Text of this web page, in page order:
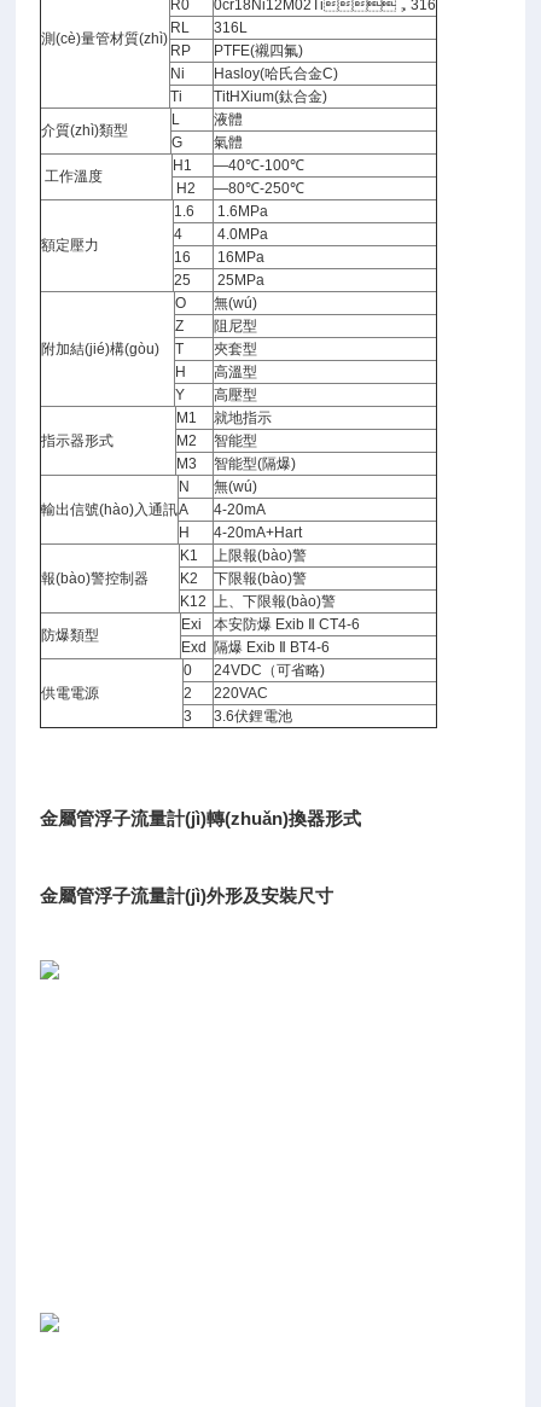
測(cè)量管材質(zhì)
R0
0cr18Ni12M02Ti，316
RL
316L
RP
PTFE(襯四氟)
Ni
Hasloy(哈氏合金C)
Ti
TitHXium(鈦合金)
介質(zhì)類型
L
液體
G
氣體
工作溫度
H1
—40℃-100℃
H2
—80℃-250℃
額定壓力
1.6
1.6MPa
4
4.0MPa
16
16MPa
25
25MPa
附加結(jié)構(gòu)
O
無(wú)
Z
阻尼型
T
夾套型
H
高溫型
Y
高壓型
指示器形式
M1
就地指示
M2
智能型
M3
智能型(隔爆)
輸出信號(hào)入通訊
N
無(wú)
A
4-20mA
H
4-20mA+Hart
報(bào)警控制器
K1
上限報(bào)警
K2
下限報(bào)警
K12 上、下限報(bào)警
防爆類型
Exi
本安防爆 Exib Ⅱ CT4-6
Exd
隔爆 Exib Ⅱ BT4-6
供電電源
0
24VDC（可省略)
2
220VAC
3
3.6伏鋰電池
金屬管浮子流量計(jì)轉(zhuǎn)換器形式
金屬管浮子流量計(jì)外形及安裝尺寸